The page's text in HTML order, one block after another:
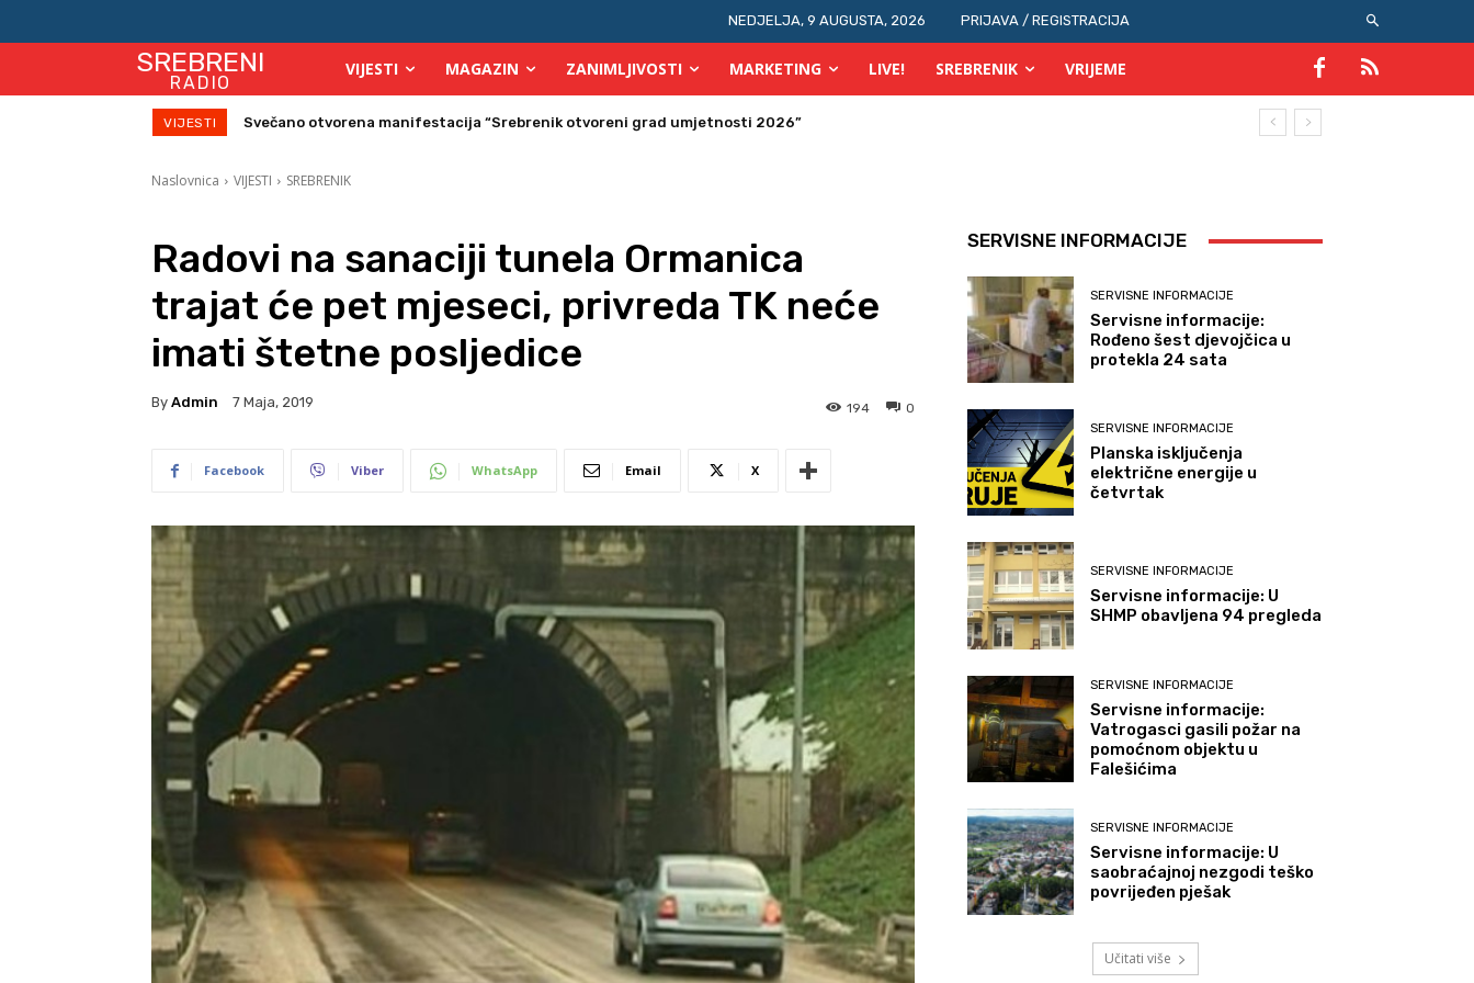
NEDJELJA, 9 AUGUSTA, 2026 PRIJAVA / REGISTRACIJA
SREBRENI
RADIO
VIJESTI MAGAZIN ZANIMLJIVOSTI MARKETING LIVE! SREBRENIK VRIJEME
VIJESTI Na Starom gradu Srebreniku večeras počinje OGUS
Naslovnica VIJESTI SREBRENIK
Radovi na sanaciji tunela Ormanica
trajat će pet mjeseci, privreda TK neće
imati štetne posljedice
By Admin 7 Maja, 2019 0
194
Facebook Viber WhatsApp Email X
SERVISNE INFORMACIJE
SERVISNE INFORMACIJE
Servisne informacije:
Rođeno šest djevojčica u
protekla 24 sata
SERVISNE INFORMACIJE
Planska isključenja
električne energije u
četvrtak
SERVISNE INFORMACIJE
Servisne informacije: U
SHMP obavljena 94 pregleda
SERVISNE INFORMACIJE
Servisne informacije:
Vatrogasci gasili požar na
pomoćnom objektu u
Falešićima
SERVISNE INFORMACIJE
Servisne informacije: U
saobraćajnoj nezgodi teško
povrijeđen pješak
Učitati više